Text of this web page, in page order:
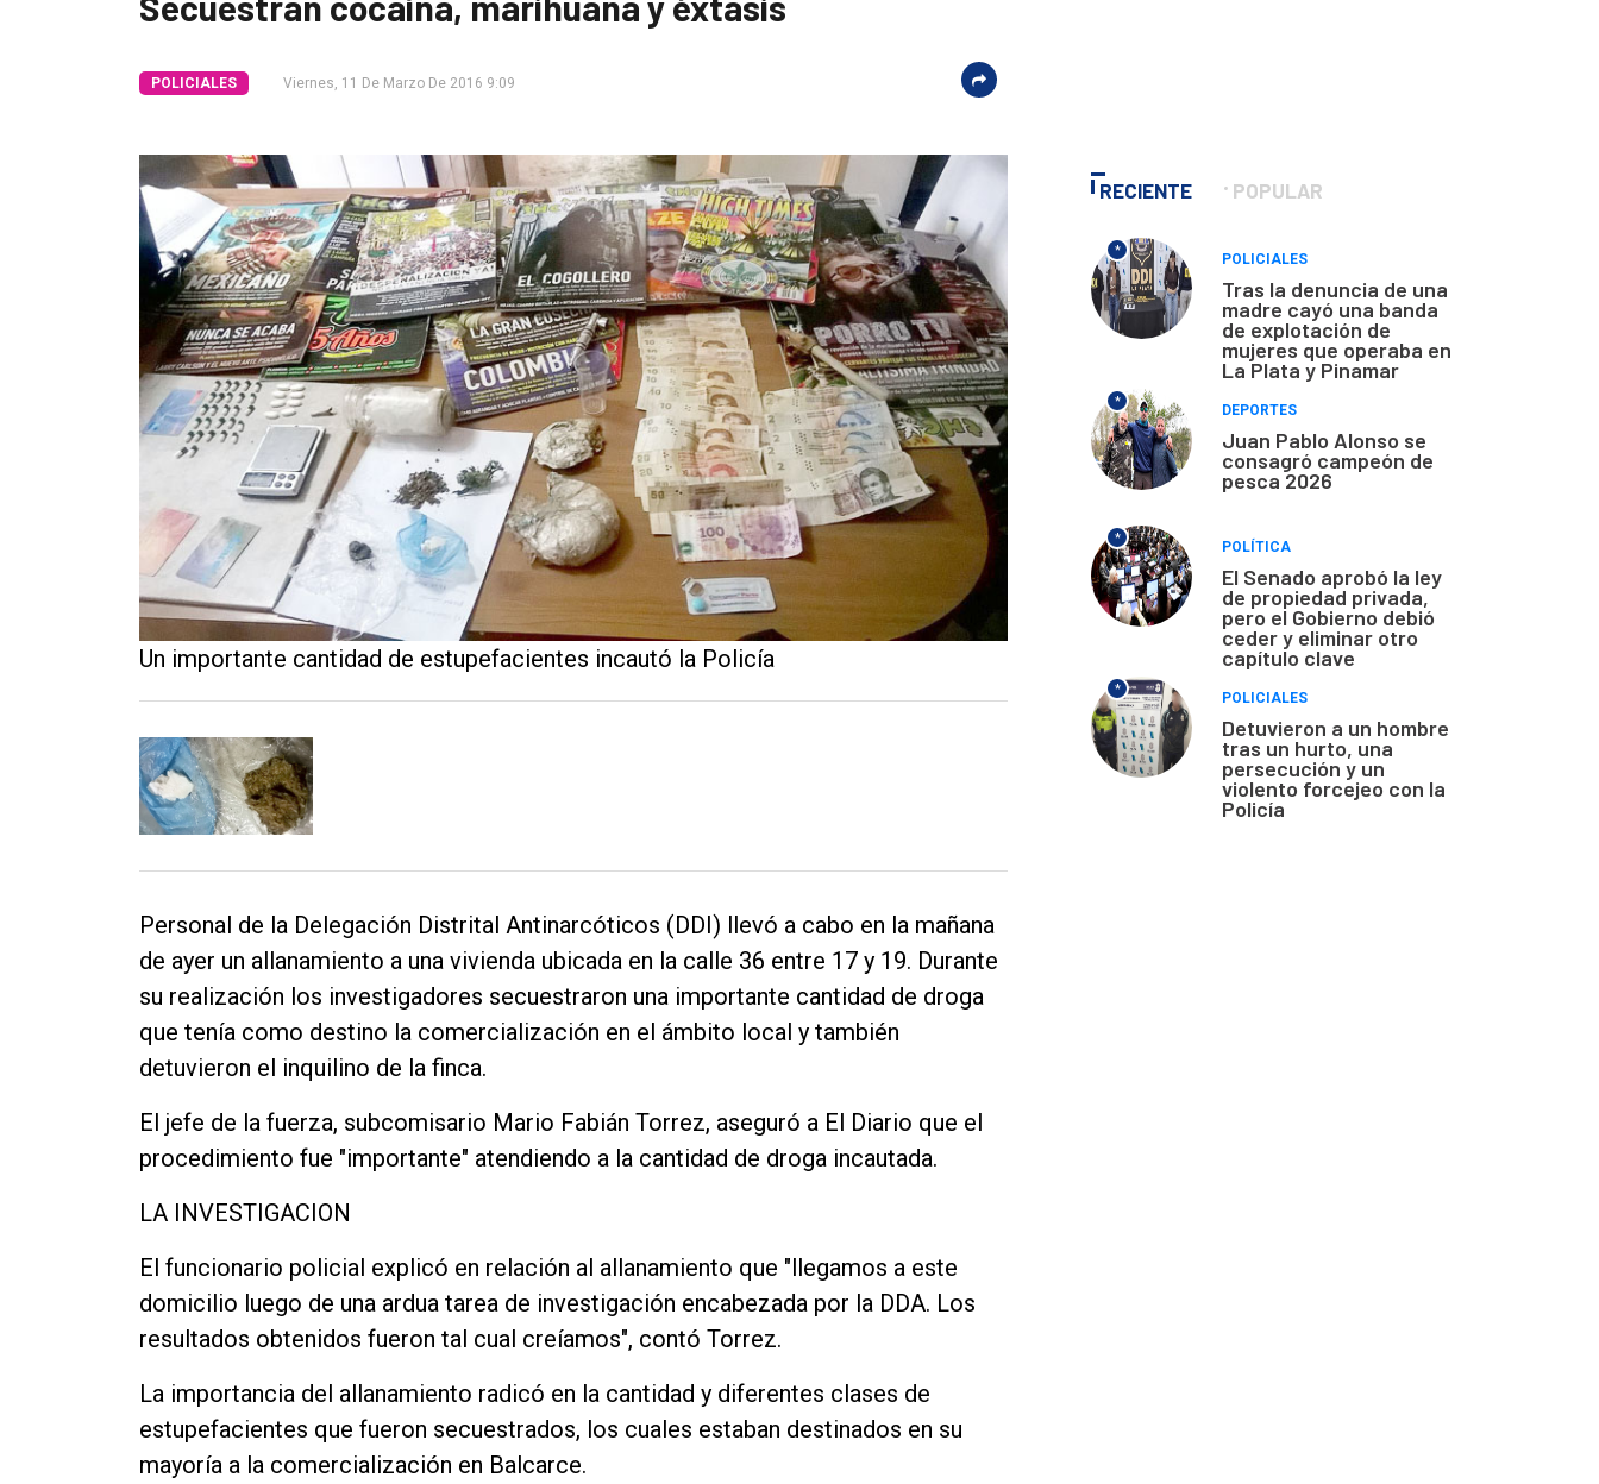
Entrevistas
Fúnebres
Empresa
POLICIALES Viernes, 11 De Marzo De 2016 9:09
Un importante cantidad de estupefacientes incautó la Policía
Personal de la Delegación Distrital Antinarcóticos (DDI) llevó a cabo en la mañana
de ayer un allanamiento a una vivienda ubicada en la calle 36 entre 17 y 19. Durante
su realización los investigadores secuestraron una importante cantidad de droga
que tenía como destino la comercialización en el ámbito local y también
detuvieron el inquilino de la finca.
El jefe de la fuerza, subcomisario Mario Fabián Torrez, aseguró a El Diario que el
procedimiento fue "importante" atendiendo a la cantidad de droga incautada.
LA INVESTIGACION
El funcionario policial explicó en relación al allanamiento que "llegamos a este
domicilio luego de una ardua tarea de investigación encabezada por la DDA. Los
resultados obtenidos fueron tal cual creíamos", contó Torrez.
La importancia del allanamiento radicó en la cantidad y diferentes clases de
estupefacientes que fueron secuestrados, los cuales estaban destinados en su
mayoría a la comercialización en Balcarce.
RECIENTE POPULAR
*
POLICIALES
Tras la denuncia de una
madre cayó una banda
de explotación de
mujeres que operaba en
La Plata y Pinamar
*
DEPORTES
Juan Pablo Alonso se
consagró campeón de
pesca 2026
*
POLÍTICA
El Senado aprobó la ley
de propiedad privada,
pero el Gobierno debió
ceder y eliminar otro
capítulo clave
*
POLICIALES
Detuvieron a un hombre
tras un hurto, una
persecución y un
violento forcejeo con la
Policía